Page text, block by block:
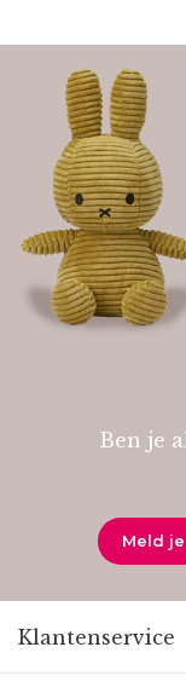
Ben je
Meld
Klantenservice